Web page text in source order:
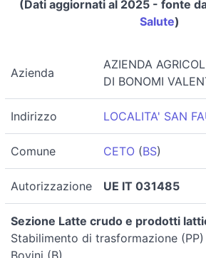
(Dati aggiornati al 2025 - fonte
Salute)
Azienda
AZIENDA
DI BONOMI
Indirizzo LOCALITA' SAN
Comune CETO (BS)
Autorizzazione UE IT 031485
Sezione Latte crudo e prodotti
Stabilimento di trasformazione (PP)
Bovini (B)